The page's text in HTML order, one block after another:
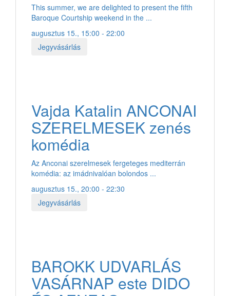
This summer, we are delighted to present the fifth
Baroque Courtship weekend in the ...
augusztus 15., 15:00 - 22:00
Jegyvásárlás
Vajda Katalin ANCONAI
SZERELMESEK zenés
komédia
Az Anconai szerelmesek fergeteges mediterrán
komédia: az imádnivalóan bolondos ...
augusztus 15., 20:00 - 22:30
Jegyvásárlás
BAROKK UDVARLÁS
VASÁRNAP este DIDO